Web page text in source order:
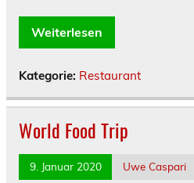
Weiterlesen
Kategorie: Restaurant
World Food Trip
9. Januar 2020 Uwe Caspari